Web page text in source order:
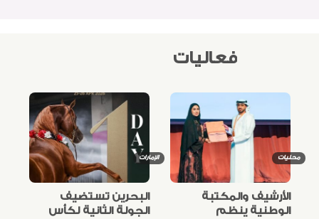
فعاليات
الإمارات
البحرين تستضيف
الجولة الثانية لكأس
محليات
الأرشيف والمكتبة
الوطنية ينظم